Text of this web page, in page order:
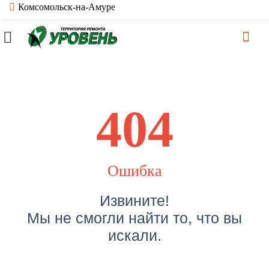
Комсомольск-на-Амуре
404
Ошибка
Извините!
Мы не смогли найти то, что вы
искали.